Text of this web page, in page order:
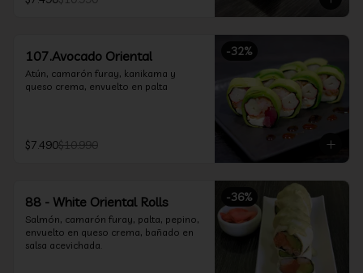
-32%
107.Avocado Oriental
Atún, camarón furay, kanikama y
queso crema, envuelto en palta
$7.490$10.990
-36%
88 - White Oriental Rolls
Salmón, camarón furay, palta, pepino,
envuelto en queso crema, bañado en
salsa acevichada.